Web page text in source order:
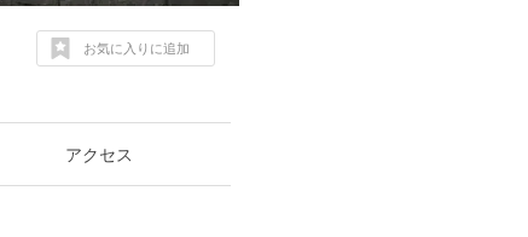
お気に入りに追加
アクセス